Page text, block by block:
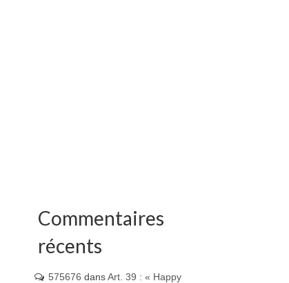
Commentaires
récents
575676 dansArt. 39 : « Happy